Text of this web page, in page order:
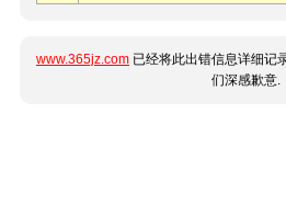
www.365jz.com 已经将此出错信息详细记
们深感歉意.